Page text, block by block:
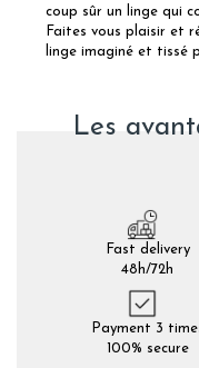
coup sûr un linge qui
Faites vous plaisir et
linge imaginé et tissé
Les
Fast delivery
48h/72h
Payment 3
100% secure